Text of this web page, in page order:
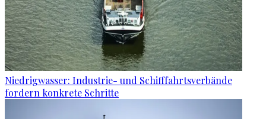
Niedrigwasser: Industrie- und Schifffahrtsverbände
fordern konkrete Schritte